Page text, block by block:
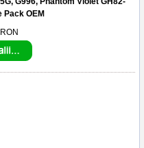
Pack OEM
RON